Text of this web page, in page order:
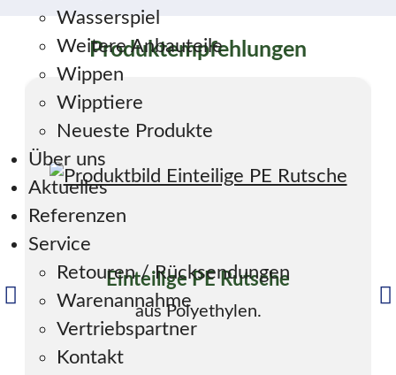
Wasserspiel
Weitere Anbauteile
Wippen
Wipptiere
Neueste Produkte
Über uns
Aktuelles
Referenzen
Service
Retouren / Rücksendungen
Warenannahme
Vertriebspartner
Kontakt
Produktempfehlungen
Einteilige PE Rutsche
aus Polyethylen.